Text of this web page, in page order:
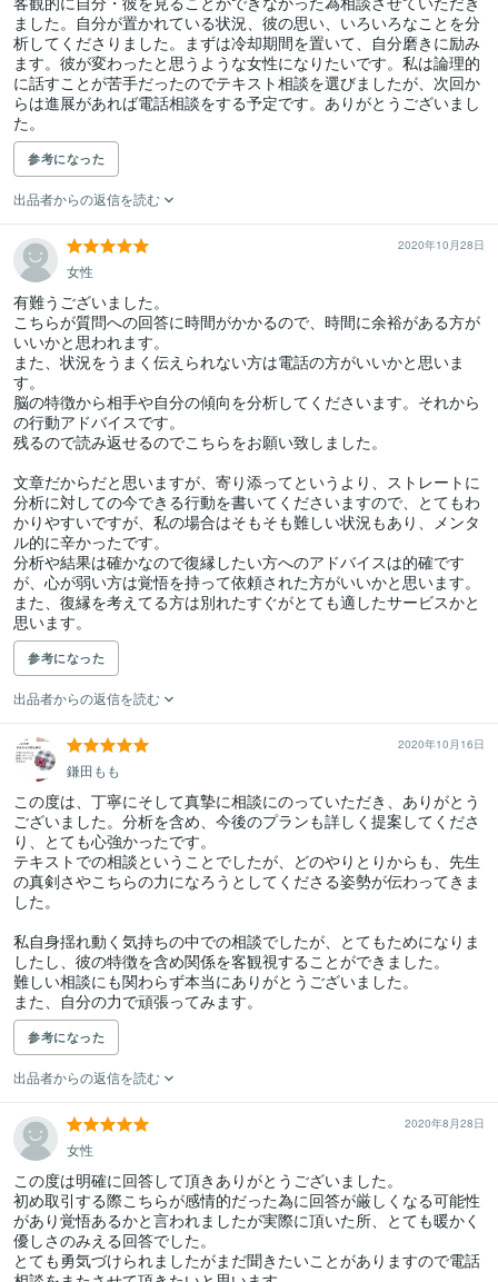
ました。自分が置かれている状況、彼の思い、いろいろなことを分
析してくださりました。まずは冷却期間を置いて、自分磨きに励み
ます。彼が変わったと思うような女性になりたいです。私は論理的
に話すことが苦手だったのでテキスト相談を選びましたが、次回か
らは進展があれば電話相談をする予定です。ありがとうございまし
た。
参考になった
出品者からの返信を読む
2020年10月28日
女性
有難うございました。
こちらが質問への回答に時間がかかるので、時間に余裕がある方が
いいかと思われます。
また、状況をうまく伝えられない方は電話の方がいいかと思いま
す。
脳の特徴から相手や自分の傾向を分析してくださいます。それから
の行動アドバイスです。
残るので読み返せるのでこちらをお願い致しました。
文章だからだと思いますが、寄り添ってというより、ストレートに
分析に対しての今できる行動を書いてくださいますので、とてもわ
かりやすいですが、私の場合はそもそも難しい状況もあり、メンタ
ル的に辛かったです。
分析や結果は確かなので復縁したい方へのアドバイスは的確です
が、心が弱い方は覚悟を持って依頼された方がいいかと思います。
また、復縁を考えてる方は別れたすぐがとても適したサービスかと
思います。
参考になった
出品者からの返信を読む
2020年10月16日
鎌田もも
この度は、丁寧にそして真摯に相談にのっていただき、ありがとう
ございました。分析を含め、今後のプランも詳しく提案してくださ
り、とても心強かったです。
テキストでの相談ということでしたが、どのやりとりからも、先生
の真剣さやこちらの力になろうとしてくださる姿勢が伝わってきま
した。
私自身揺れ動く気持ちの中での相談でしたが、とてもためになりま
したし、彼の特徴を含め関係を客観視することができました。
難しい相談にも関わらず本当にありがとうございました。
また、自分の力で頑張ってみます。
参考になった
出品者からの返信を読む
2020年8月28日
女性
この度は明確に回答して頂きありがとうございました。
初め取引する際こちらが感情的だった為に回答が厳しくなる可能性
があり覚悟あるかと言われましたが実際に頂いた所、とても暖かく
優しさのみえる回答でした。
とても勇気づけられましたがまだ聞きたいことがありますので電話